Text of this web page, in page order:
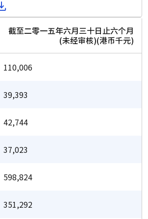
截至二零一五年六月三十日止六个月
(未经审核)(港币千元)
110,006
39,393
42,744
37,023
598,824
351,292